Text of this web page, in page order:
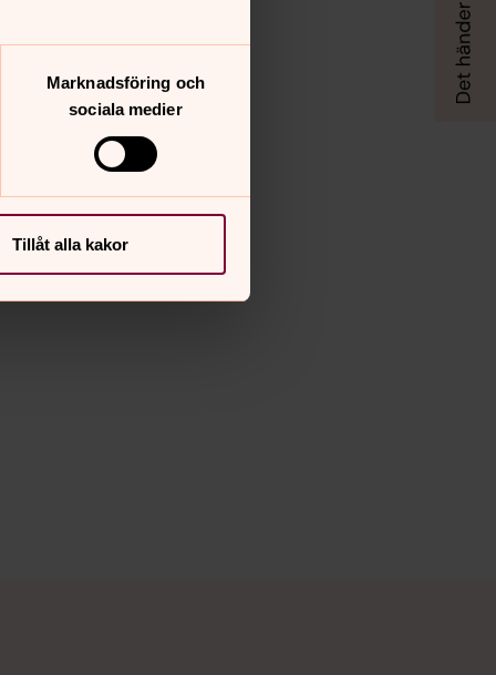
Marknadsföring och
sociala medier
Tillåt alla kakor